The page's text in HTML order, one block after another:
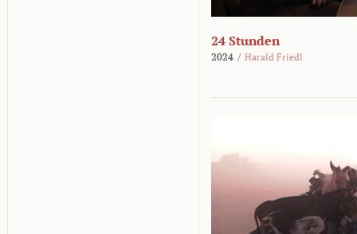
24 Stunden
2024 / Harald Friedl